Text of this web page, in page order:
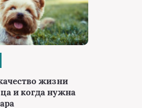
жизни
и когда нужна